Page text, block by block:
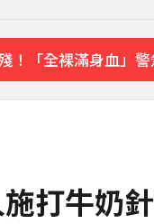
！「全裸滿身血」
李毓芬」陷養套殺
嘎甩抄襲爭議「開
天下大小事！
打牛奶